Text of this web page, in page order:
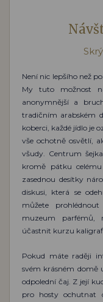
Není nic lepšího než
My tuto možnost
anonymnější a
tradičním arabském
koberci, každé jídlo je
vše ochotně osvětlí,
všudy. Centrum
kromě pátku
zasednou desítky
diskusi, která se
můžete
muzeum parfémů,
účastnit kurzu
Pokud máte raději
svém krásném domě
odpolední čaj. Z její
pro hosty ochutnat